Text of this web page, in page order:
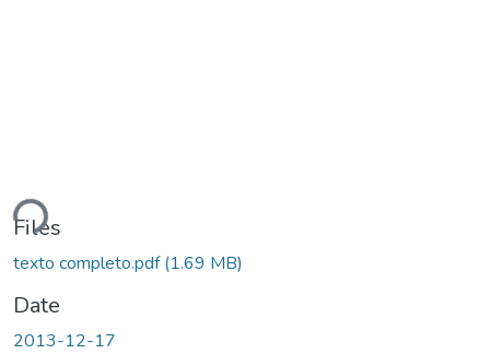
Loading...
Files
texto completo.pdf(1.69 MB)
Date
2013-12-17